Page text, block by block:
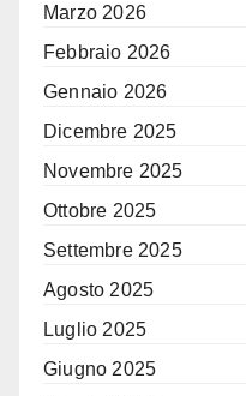
Marzo 2026
Febbraio 2026
Gennaio 2026
Dicembre 2025
Novembre 2025
Ottobre 2025
Settembre 2025
Agosto 2025
Luglio 2025
Giugno 2025